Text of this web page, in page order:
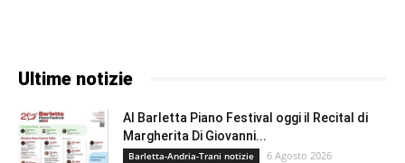
Ultime notizie
Al Barletta Piano Festival oggi il Recital di
Margherita Di Giovanni...
Barletta-Andria-Trani notizie 6 Agosto 2026